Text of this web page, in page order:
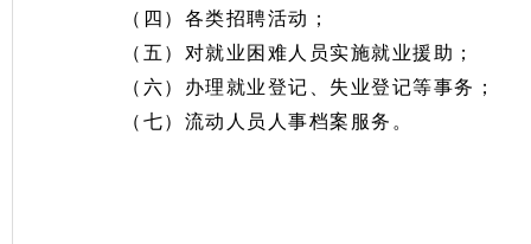
（四）各类招聘活动；
（五）对就业困难人员实施就业援助；
（六）办理就业登记、失业登记等事务；
（七）流动人员人事档案服务。